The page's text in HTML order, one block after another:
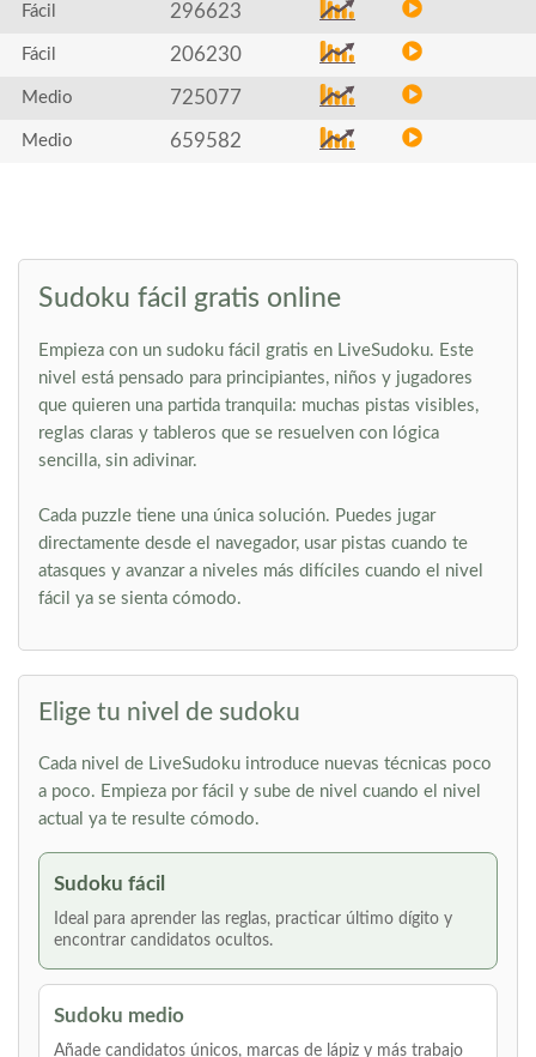
Fácil 296623
Fácil 206230
Medio 725077
Medio 659582
Sudoku fácil gratis online
Empieza con un sudoku fácil gratis en LiveSudoku. Este
nivel está pensado para principiantes, niños y jugadores
que quieren una partida tranquila: muchas pistas visibles,
reglas claras y tableros que se resuelven con lógica
sencilla, sin adivinar.
Cada puzzle tiene una única solución. Puedes jugar
directamente desde el navegador, usar pistas cuando te
atasques y avanzar a niveles más difíciles cuando el nivel
fácil ya se sienta cómodo.
Elige tu nivel de sudoku
Cada nivel de LiveSudoku introduce nuevas técnicas poco
a poco. Empieza por fácil y sube de nivel cuando el nivel
actual ya te resulte cómodo.
Sudoku fácil
Ideal para aprender las reglas, practicar último dígito y
encontrar candidatos ocultos.
Sudoku medio
Añade candidatos únicos, marcas de lápiz y más trabajo